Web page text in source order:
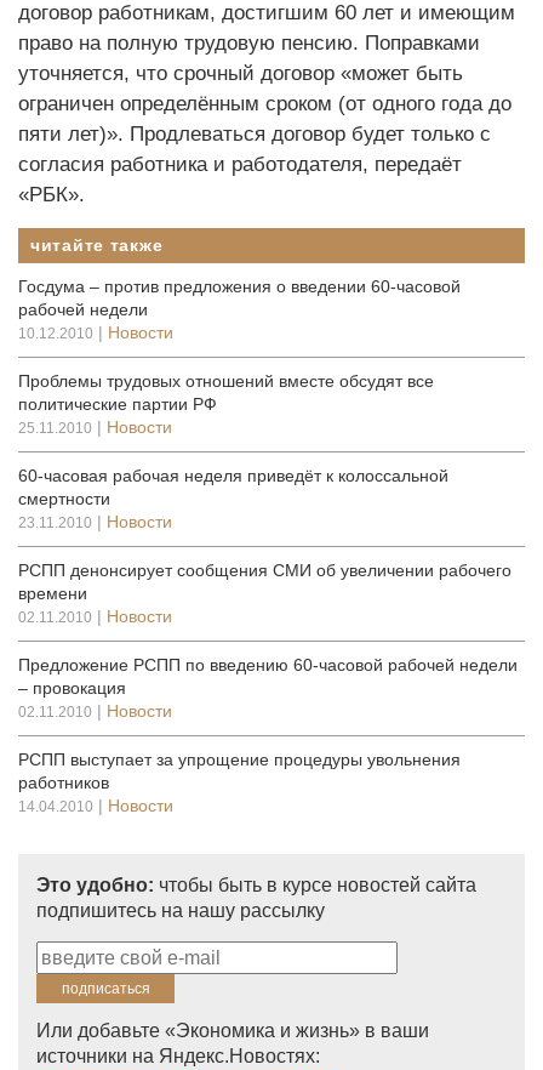
договор работникам, достигшим 60 лет и имеющим
право на полную трудовую пенсию. Поправками
уточняется, что срочный договор «может быть
ограничен определённым сроком (от одного года до
пяти лет)». Продлеваться договор будет только с
согласия работника и работодателя, передаёт
«РБК».
читайте также
Госдума – против предложения о введении 60-часовой
рабочей недели
10.12.2010 | Новости
Проблемы трудовых отношений вместе обсудят все
политические партии РФ
25.11.2010 | Новости
60-часовая рабочая неделя приведёт к колоссальной
смертности
23.11.2010 | Новости
РСПП денонсирует сообщения СМИ об увеличении рабочего
времени
02.11.2010 | Новости
Предложение РСПП по введению 60-часовой рабочей недели
– провокация
02.11.2010 | Новости
РСПП выступает за упрощение процедуры увольнения
работников
14.04.2010 | Новости
Это удобно: чтобы быть в курсе новостей сайта
подпишитесь на нашу рассылку
Или добавьте «Экономика и жизнь» в ваши
источники на Яндекс.Новостях: